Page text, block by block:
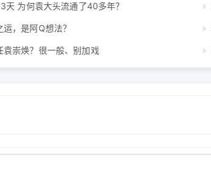
天 为何袁大头流通了40多年？
，是阿Q想法？
袁崇焕？很一般、别加戏